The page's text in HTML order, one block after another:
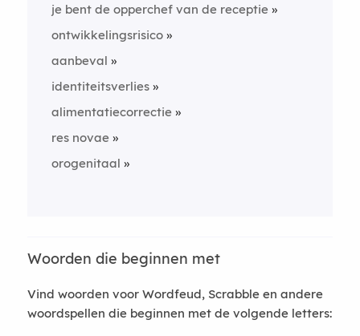
je bent de opperchef van de receptie
ontwikkelingsrisico
aanbeval
identiteitsverlies
alimentatiecorrectie
res novae
orogenitaal
Woorden die beginnen met
Vind woorden voor Wordfeud, Scrabble en andere
woordspellen die beginnen met de volgende letters: